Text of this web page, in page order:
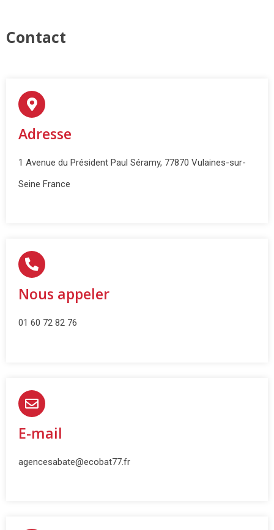
Contact
Adresse
1 Avenue du Président Paul Séramy, 77870 Vulaines-sur-
Seine France
Nous appeler
01 60 72 82 76
E-mail
agencesabate@ecobat77.fr